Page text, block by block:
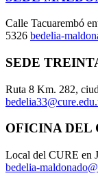
Calle Tacuarembó
5326 bedelia-
SEDE
Ruta 8 Km. 282,
OFICINA DEL
Local del CURE en
bedelia-